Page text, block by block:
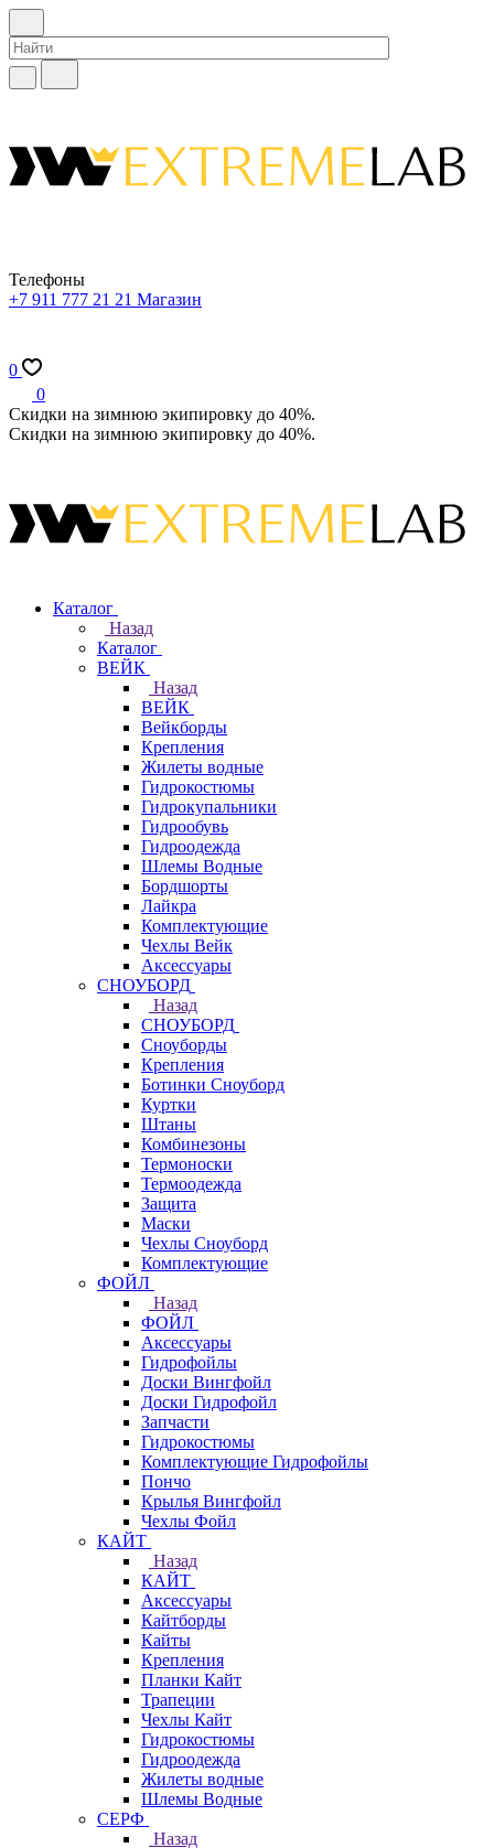
Телефоны
+7 911 777 21 21 Магазин
0
0
Скидки на зимнюю экипировку до 40%.
Скидки на зимнюю экипировку до 40%.
Каталог
Назад
Каталог
ВЕЙК
Назад
ВЕЙК
Вейкборды
Крепления
Жилеты водные
Гидрокостюмы
Гидрокупальники
Гидрообувь
Гидроодежда
Шлемы Водные
Бордшорты
Лайкра
Комплектующие
Чехлы Вейк
Аксессуары
СНОУБОРД
Назад
СНОУБОРД
Сноуборды
Крепления
Ботинки Сноуборд
Куртки
Штаны
Комбинезоны
Термоноски
Термоодежда
Защита
Маски
Чехлы Сноуборд
Комплектующие
ФОЙЛ
Назад
ФОЙЛ
Аксессуары
Гидрофойлы
Доски Вингфойл
Доски Гидрофойл
Запчасти
Гидрокостюмы
Комплектующие Гидрофойлы
Пончо
Крылья Вингфойл
Чехлы Фойл
КАЙТ
Назад
КАЙТ
Аксессуары
Кайтборды
Кайты
Крепления
Планки Кайт
Трапеции
Чехлы Кайт
Гидрокостюмы
Гидроодежда
Жилеты водные
Шлемы Водные
СЕРФ
Назад